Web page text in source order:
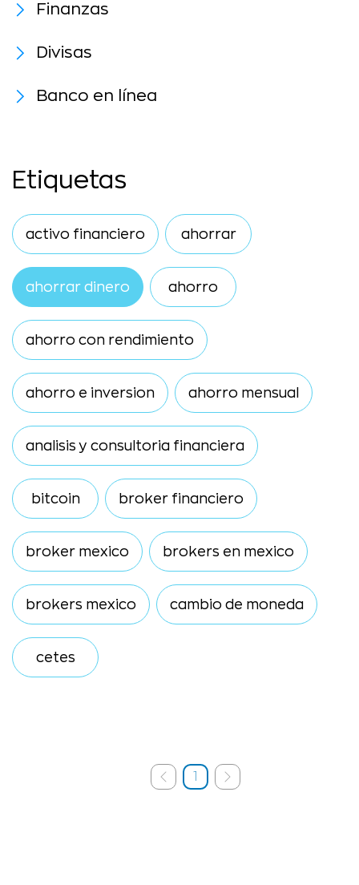
Finanzas
Divisas
Banco en línea
Etiquetas
activo financiero ahorrar
ahorrar dinero ahorro
ahorro con rendimiento
ahorro e inversion ahorro mensual
analisis y consultoria financiera
bitcoin broker financiero
broker mexico brokers en mexico
brokers mexico cambio de moneda
cetes
1